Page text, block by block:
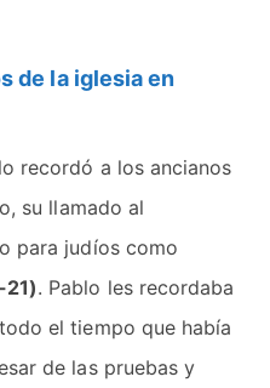
de la iglesia en
recordó a los ancianos
su llamado al
para judíos como
. Pablo les recordaba
el tiempo que había
de las pruebas y